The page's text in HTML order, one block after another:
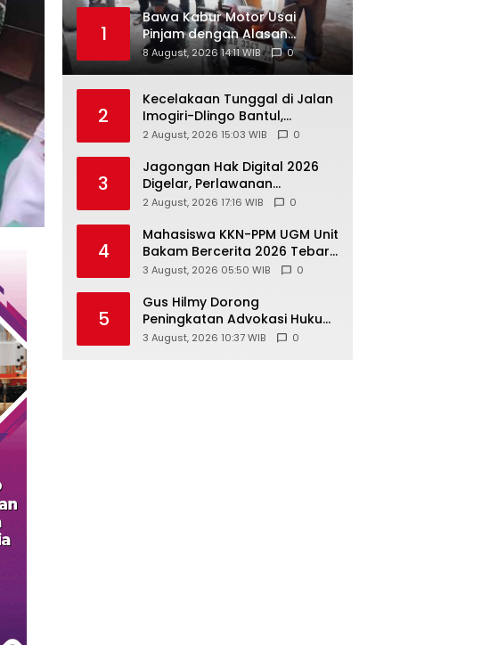
1
Bawa Kabur Motor Usai
Pinjam dengan Alasan
Jemput Adik di SPBU, Pelaku
Ditangkap Saat COD
8 August, 2026 14:11 WIB 0
2
Kecelakaan Tunggal di Jalan
Imogiri-Dlingo Bantul,
Daihatsu Xenia Terjun ke
2 August, 2026 15:03 WIB 0
3
Jagongan Hak Digital 2026
Digelar, Perlawanan
Terhadap Pembungkaman
2 August, 2026 17:16 WIB 0
4
Mahasiswa KKN-PPM UGM Unit
Bakam Bercerita 2026 Tebar
1.200 Bibit Mangrove di Sungai
3 August, 2026 05:50 WIB 0
5
Gus Hilmy Dorong
Peningkatan Advokasi Hukum
dan Digitalisasi Gerakan
3 August, 2026 10:37 WIB 0